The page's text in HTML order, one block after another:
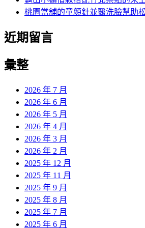
桃園當舖的童顏針並醫洗臉幫助
近期留言
彙整
2026 年 7 月
2026 年 6 月
2026 年 5 月
2026 年 4 月
2026 年 3 月
2026 年 2 月
2025 年 12 月
2025 年 11 月
2025 年 9 月
2025 年 8 月
2025 年 7 月
2025 年 6 月